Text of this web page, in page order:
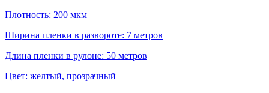
Плотность: 200 мкм
Ширина пленки в развороте: 7 метров
Длина пленки в рулоне: 50 метров
Цвет: желтый, прозрачный